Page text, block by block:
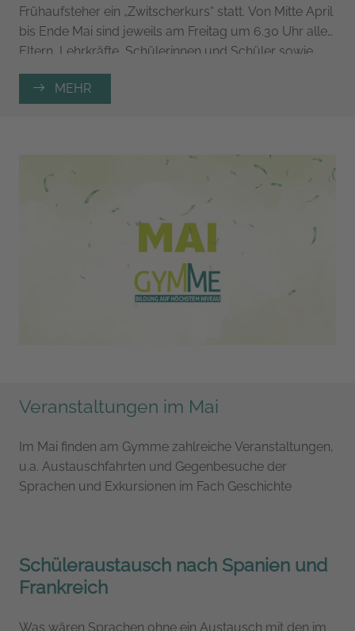
Frühaufsteher ein „Zwitscherkurs“ statt. Von Mitte April
bis Ende Mai sind jeweils am Freitag um 6.30 Uhr alle
Eltern, Lehrkräfte, Schülerinnen und Schüler sowie
interessierte Verwandte und Freunde des Gymnasium
Meßstetten zu einem Naturspaziergang mit Herr
Vogelstimmen bewundert und erklärt. Die Führung
dauert 45 min.
MEHR
Veranstaltungen im Mai
Im Mai finden am Gymme zahlreiche Veranstaltungen,
u.a. Austauschfahrten und Gegenbesuche der
Sprachen und Exkursionen im Fach Geschichte
Schüleraustausch nach Spanien und
Frankreich
Was wären Sprachen ohne ein Austausch mit den im